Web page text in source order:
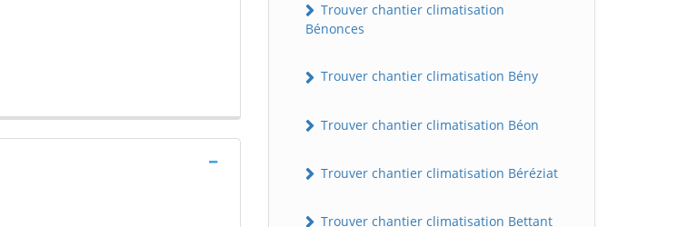
Trouver chantier climatisation
Bénonces
Trouver chantier climatisation Bény
Trouver chantier climatisation Béon
Trouver chantier climatisation Béréziat
Trouver chantier climatisation Bettant